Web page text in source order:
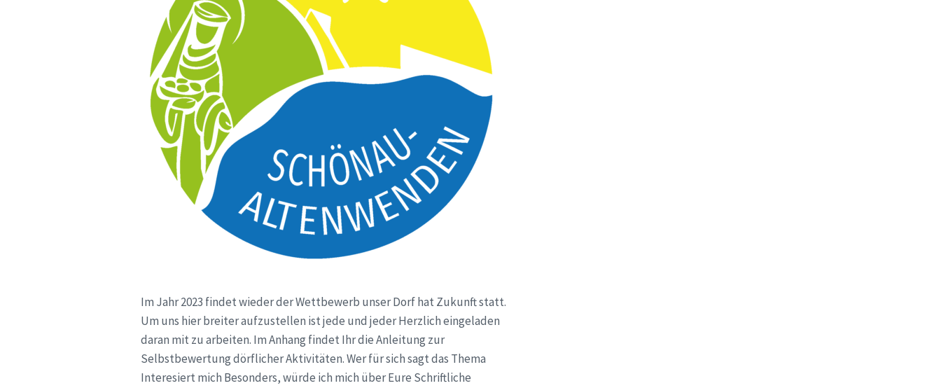
Im Jahr 2023 findet wieder der Wettbewerb unser Dorf hat Zukunft statt.
Um uns hier breiter aufzustellen ist jede und jeder Herzlich eingeladen
daran mit zu arbeiten. Im Anhang findet Ihr die Anleitung zur
Selbstbewertung dörflicher Aktivitäten. Wer für sich sagt das Thema
Interesiert mich Besonders, würde ich mich über Eure Schriftliche